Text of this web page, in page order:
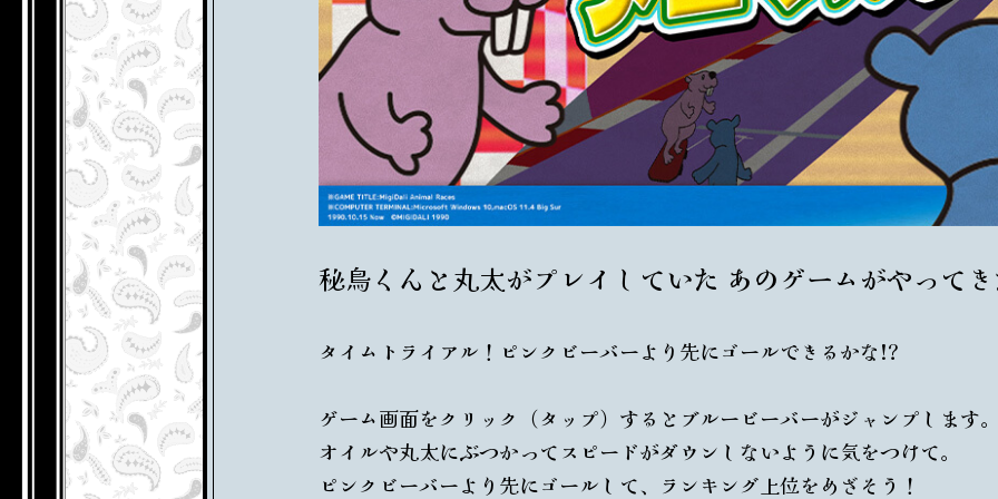
秘鳥くんと丸太がプレイしていた あのゲームがやって
タイムトライアル！ピンクビーバーより先にゴールできるかな!?
ゲーム画面をクリック（タップ）するとブルービーバーがジャンプします
オイルや丸太にぶつかってスピードがダウンしないように気をつけて。
ピンクビーバーより先にゴールして、ランキング上位をめざそう！